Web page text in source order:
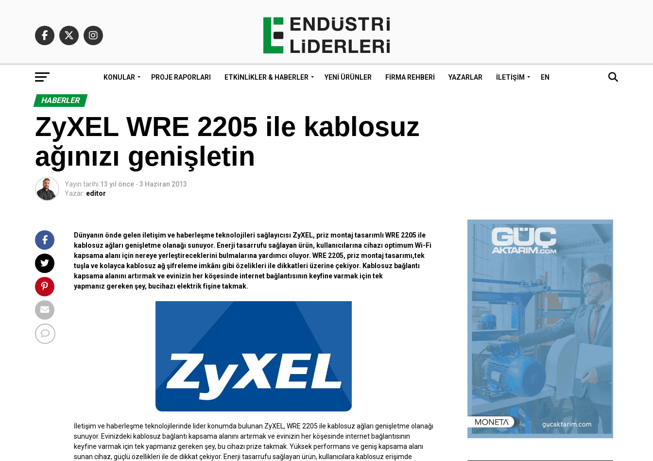
KONULAR PROJE RAPORLARI ETKINLIKLER & HABERLER YENI ÜRÜNLER FIRMA REHBERI YAZARLAR İLETIŞIM EN
HABERLER
ZyXEL WRE 2205 ile kablosuz
ağınızı genişletin
Yayın tarihi 13 yıl önce - 3 Haziran 2013
Yazar: editor
Dünyanın önde gelen iletişim ve haberleşme teknolojileri sağlayıcısı ZyXEL, priz montaj tasarımlı WRE 2205 ile
kablosuz ağları genişletme olanağı sunuyor. Enerji tasarrufu sağlayan ürün, kullanıcılarına cihazı optimum Wi-Fi
kapsama alanı için nereye yerleştireceklerini bulmalarına yardımcı oluyor. WRE 2205, priz montaj tasarımı,tek
tuşla ve kolayca kablosuz ağ şifreleme imkânı gibi özelikleri ile dikkatleri üzerine çekiyor. Kablosuz bağlantı
kapsama alanını artırmak ve evinizin her köşesinde internet bağlantısının keyfine varmak için tek
yapmanız gereken şey, bucihazı elektrik fişine takmak.
İletişim ve haberleşme teknolojilerinde lider konumda bulunan ZyXEL, WRE 2205 ile kablosuz ağları genişletme olanağı
sunuyor. Evinizdeki kablosuz bağlantı kapsama alanını artırmak ve evinizin her köşesinde internet bağlantısının
keyfine varmak için tek yapmanız gereken şey, bu cihazı prize takmak. Yüksek performans ve geniş kapsama alanı
sunan cihaz, güçlü özellikleri ile de dikkat çekiyor. Enerji tasarrufu sağlayan ürün, kullanıcılara kablosuz erişimde